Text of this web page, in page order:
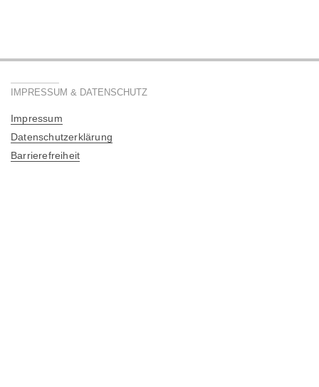
IMPRESSUM & DATENSCHUTZ
Impressum
Datenschutzerklärung
Barrierefreiheit